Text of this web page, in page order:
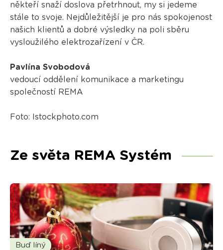
někteří snaží doslova přetrhnout, my si jedeme
stále to svoje. Nejdůležitější je pro nás spokojenost
našich klientů a dobré výsledky na poli sběru
vysloužilého elektrozařízení v ČR.
Pavlína Svobodová
vedoucí oddělení komunikace a marketingu
společností REMA
Foto: Istockphoto.com
Ze světa REMA Systém
Buď líný